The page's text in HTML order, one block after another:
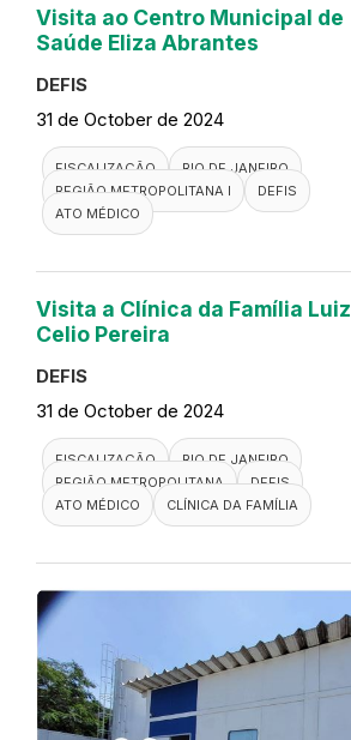
Visita ao Centro Municipal de
Saúde Eliza Abrantes
DEFIS
31 de October de 2024
FISCALIZAÇÃO
RIO DE JANEIRO
REGIÃO METROPOLITANA I
DEFIS
ATO MÉDICO
Visita a Clínica da Família Luiz
Celio Pereira
DEFIS
31 de October de 2024
FISCALIZAÇÃO
RIO DE JANEIRO
REGIÃO METROPOLITANA
DEFIS
ATO MÉDICO
CLÍNICA DA FAMÍLIA